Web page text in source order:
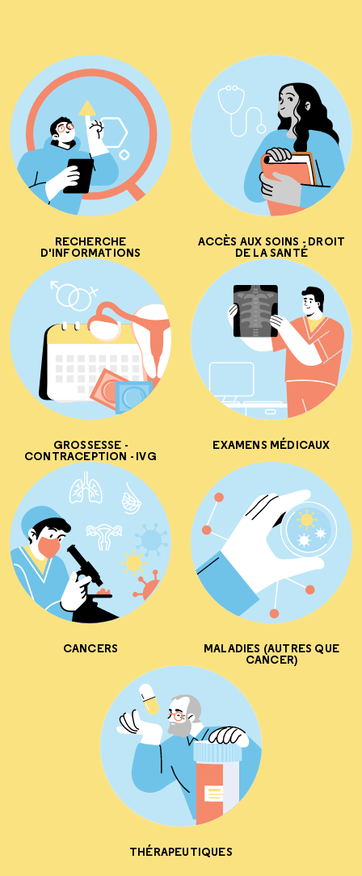
RECHERCHE
D'INFORMATIONS
ACCÈS AUX SOINS - DROIT
DE LA SANTÉ
GROSSESSE -
CONTRACEPTION - IVG
EXAMENS MÉDICAUX
CANCERS MALADIES (AUTRES QUE
CANCER)
THÉRAPEUTIQUES